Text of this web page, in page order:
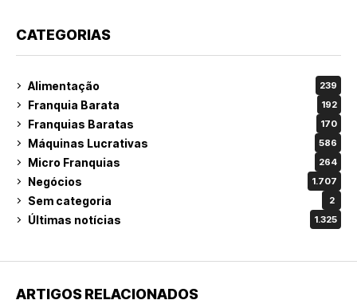
CATEGORIAS
Alimentação 239
Franquia Barata 192
Franquias Baratas 170
Máquinas Lucrativas 586
Micro Franquias 264
Negócios 1.707
Sem categoria 2
Últimas notícias 1.325
ARTIGOS RELACIONADOS